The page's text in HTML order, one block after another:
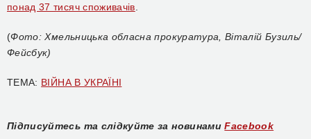
понад 37 тисяч споживачів.
(Фото: Хмельницька обласна прокуратура, Віталій Бузиль/
Фейсбук)
ТЕМА: ВІЙНА В УКРАЇНІ
Підписуйтесь та слідкуйте за новинами Facebook